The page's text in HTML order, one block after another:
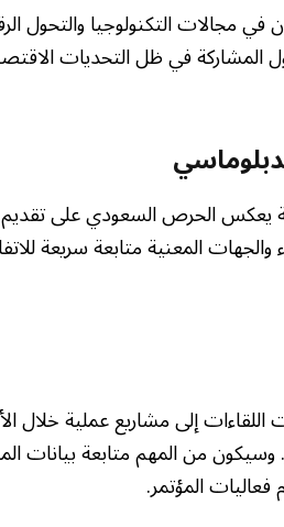
مجالات التكنولوجيا والتحول
في ظل التحديات
يعكس الحرص السعودي على
المعنية متابعة سريعة
إلى مشاريع عملية خلال
من المهم متابعة بيانات
المؤتمر.